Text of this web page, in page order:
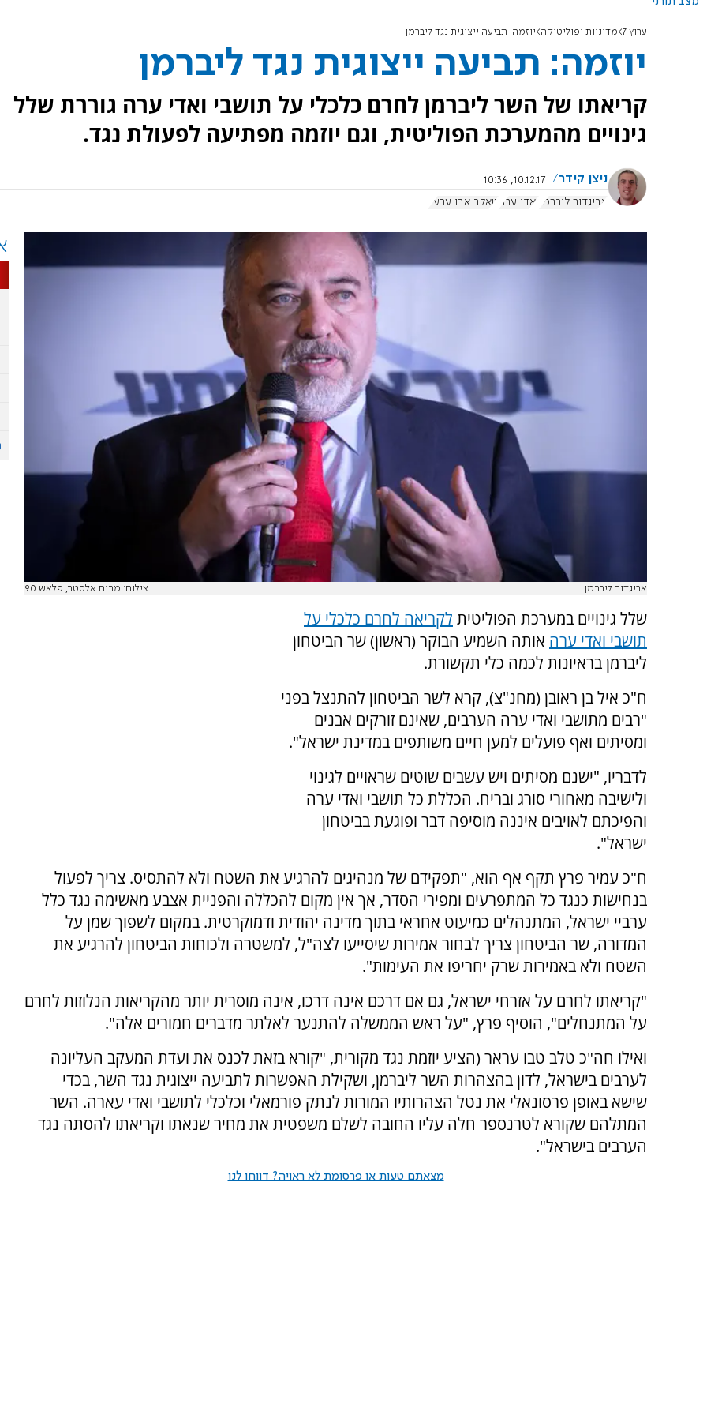
ערוץ 7 מדיניות ופוליטיקה יוזמה: תביעה ייצוגית נגד ליברמן
יוזמה: תביעה ייצוגית נגד ליברמן
קריאתו של השר ליברמן לחרם כלכלי על תושבי ואדי ערה גוררת שלל
גינויים מהמערכת הפוליטית, וגם יוזמה מפתיעה לפעולת נגד.
ניצן קידר
10.12.17, 10:36
אביגדור ליברמן
ואדי ערה טאלב אבו ערער
אביגדור ליברמן צילום: מרים אלסטר, פלאש 90
שלל גינויים במערכת הפוליטית לקריאה לחרם כלכלי על
תושבי ואדי ערה אותה השמיע הבוקר (ראשון) שר הביטחון
ליברמן בראיונות לכמה כלי תקשורת.
‏ח"כ איל בן ראובן (מחנ"צ), קרא לשר הביטחון להתנצל בפני
"רבים מתושבי ואדי ערה הערבים, שאינם זורקים אבנים
ומסיתים ואף פועלים למען חיים משותפים במדינת ישראל".
לדבריו, "ישנם מסיתים ויש עשבים שוטים שראויים לגינוי
ולישיבה מאחורי סורג ובריח. הכללת כל תושבי ואדי ערה
והפיכתם לאויבים איננה מוסיפה דבר ופוגעת בביטחון
ישראל".
ח"כ עמיר פרץ תקף אף הוא, "תפקידם של מנהיגים להרגיע את השטח ולא להתסיס. צריך לפעול
בנחישות כנגד כל המתפרעים ומפירי הסדר, אך אין מקום להכללה והפניית אצבע מאשימה נגד כלל
ערביי ישראל, המתנהלים כמיעוט אחראי בתוך מדינה יהודית ודמוקרטית. במקום לשפוך שמן על
המדורה, שר הביטחון צריך לבחור אמירות שיסייעו לצה"ל, למשטרה ולכוחות הביטחון להרגיע את
השטח ולא באמירות שרק יחריפו את העימות".
"קריאתו לחרם על אזרחי ישראל, גם אם דרכם אינה דרכו, אינה מוסרית יותר מהקריאות הנלוזות לחרם
על המתנחלים", הוסיף פרץ, "על ראש הממשלה להתנער לאלתר מדברים חמורים אלה".
ואילו חה"כ טלב טבו עראר (הציע יוזמת נגד מקורית, "קורא בזאת לכנס את ועדת המעקב העליונה
לערבים בישראל, לדון בהצהרות השר ליברמן, ושקילת האפשרות לתביעה ייצוגית נגד השר, בכדי
שישא באופן פרסונאלי את נטל הצהרותיו המורות לנתק פורמאלי וכלכלי לתושבי ואדי עארה. השר
המתלהם שקורא לטרנספר חלה עליו החובה לשלם משפטית את מחיר שנאתו וקריאתו להסתה נגד
הערבים בישראל".
מצאתם טעות או פרסומת לא ראויה? דווחו לנו